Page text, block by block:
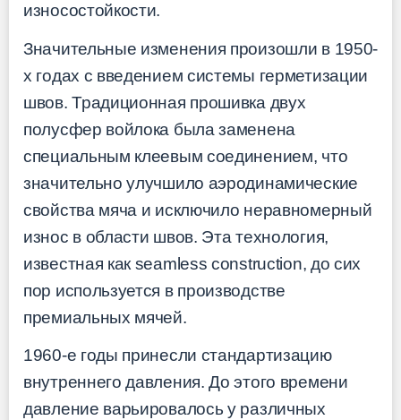
износостойкости.
Значительные изменения произошли в 1950-
х годах с введением системы герметизации
швов. Традиционная прошивка двух
полусфер войлока была заменена
специальным клеевым соединением, что
значительно улучшило аэродинамические
свойства мяча и исключило неравномерный
износ в области швов. Эта технология,
известная как seamless construction, до сих
пор используется в производстве
премиальных мячей.
1960-е годы принесли стандартизацию
внутреннего давления. До этого времени
давление варьировалось у различных